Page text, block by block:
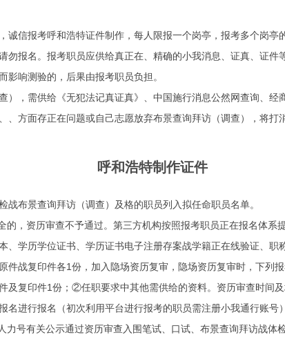
信报考呼和浩特证件制作，每人限报一个岗亭，报考多个岗亭
勿报名。报考职员应供给真正在、精确的小我消息、证真、证
影响测验的，后果由报考职员负担。
，需供给《无犯法记真证真》、中国施行消息公然网查询、经
、方面存正在问题或自己志愿放弃布景查询拜访（调查），将打
呼和浩特制作证件
战布景查询拜访（调查）及格的职员列入拟任命职员名单。
，资历审查不予通过。第三方机构按照报考职员正在报名体系
、学历学位证书、学历证书电子注册存案战学籍正在线验证、职
件战复印件各1份，加入隐场资历复审，隐场资历复审时，下列
及复印件1份；②任职要求中其他需供给的资料。资历审查时间及
进行报名（初次利用平台进行报考的职员需注册小我通行账号
号有关公示通过资历审查入围笔试、口试、布景查询拜访战体